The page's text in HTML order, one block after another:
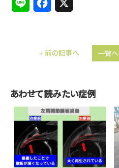
e
o
o
k
« 前の記事へ 一覧へ
あわせて読みたい症例